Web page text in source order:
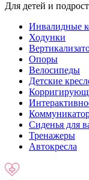
Для детей и
Инвалидные
Ходунки
Опоры
Велосипеды
Детские
Сиденья для
Тренажеры
Автокресла